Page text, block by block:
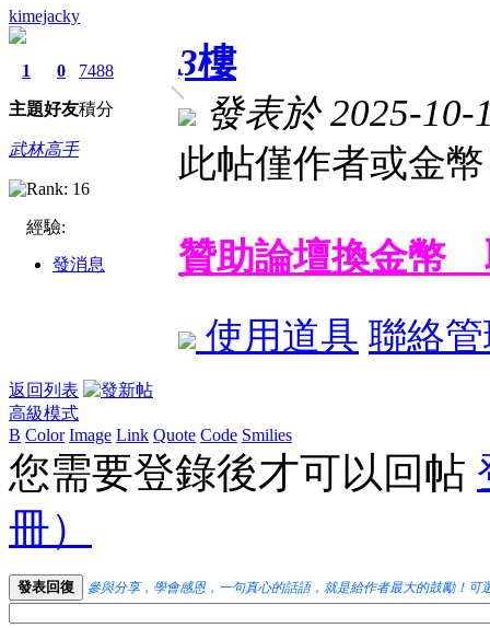
kimejacky
1
主題
0
好友
7488
積分
武林高手
經驗:
發消息
3樓
發表於 2025-10-
此帖僅作者或金
贊助論壇換金幣
使用道具 聯絡
返回列表
高級模式
B Color Image Link Quote Code Smilies
您需要登錄後才可以回帖
冊）
發表回復 參與分享，學會感恩，一句真心的話語，就是給作者最大的鼓勵！可